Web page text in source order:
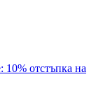
10% отстъпка на